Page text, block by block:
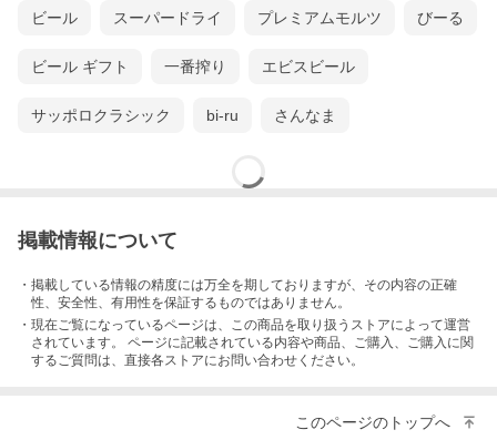
ビール スーパードライ プレミアムモルツ びーる
ビール ギフト 一番搾り エビスビール
サッポロクラシック bi-ru さんなま
掲載情報について
・掲載している情報の精度には万全を期しておりますが、その内容の正確
性、安全性、有用性を保証するものではありません。
・現在ご覧になっているページは、この商品を取り扱うストアによって運営
されています。 ページに記載されている内容や商品、ご購入 、ご購入に関
するご質問は、直接各ストアにお問い合わせください。
このページのトップへ